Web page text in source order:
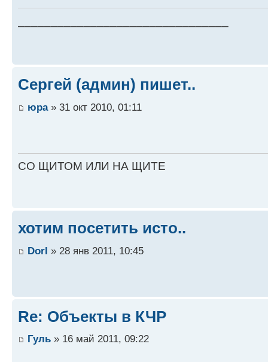
Сергей (админ) пишет..
юра» 31 окт 2010, 01:11
СО ЩИТОМ ИЛИ НА ЩИТЕ
хотим посетить исто..
DorI » 28 янв 2011, 10:45
Re: Объекты в КЧР
Гуль » 16 май 2011, 09:22